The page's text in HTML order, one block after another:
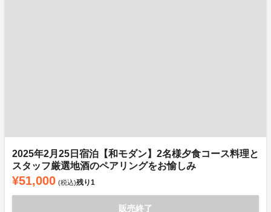
2025年2月25日宿泊【和モダン】2名様夕食コース料理と
スタッフ厳選地酒のペアリングをお愉しみ
¥51,000 (税込)残り1
販売終了